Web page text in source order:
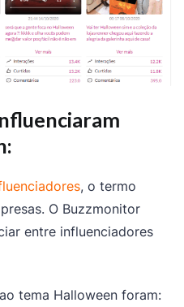
, o termo
O Buzzmonitor
entre influenciadores
tema Halloween foram: